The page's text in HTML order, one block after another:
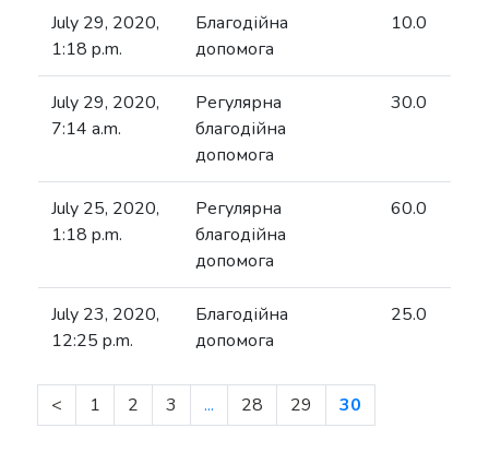
July 29, 2020,
1:18 p.m.
Благодійна
допомога
10.0
July 29, 2020,
7:14 a.m.
Регулярна
благодійна
допомога
30.0
July 25, 2020,
1:18 p.m.
Регулярна
благодійна
допомога
60.0
July 23, 2020,
12:25 p.m.
Благодійна
допомога
25.0
< 1 2 3 ... 28 29 30